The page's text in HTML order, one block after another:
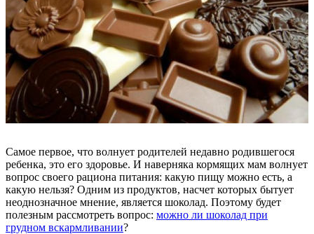
Самое первое, что волнует родителей недавно родившегося
ребенка, это его здоровье. И наверняка кормящих мам волнует
вопрос своего рациона питания: какую пищу можно есть, а
какую нельзя? Одним из продуктов, насчет которых бытует
неоднозначное мнение, является шоколад. Поэтому будет
полезным рассмотреть вопрос: можно ли шоколад при
грудном вскармливании?